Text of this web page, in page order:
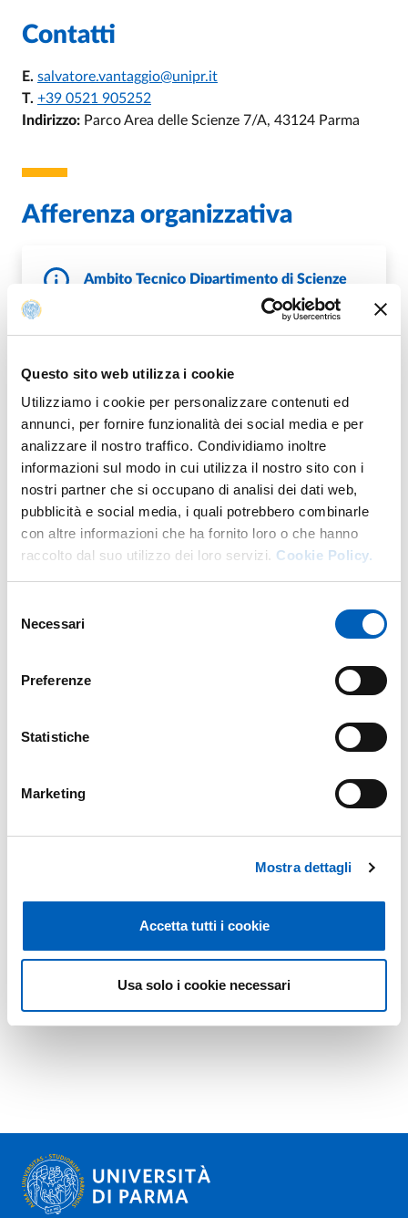
Questo sito web utilizza i cookie
Utilizziamo i cookie per personalizzare contenuti ed
annunci, per fornire funzionalità dei social media e per
analizzare il nostro traffico. Condividiamo inoltre
informazioni sul modo in cui utilizza il nostro sito con i
nostri partner che si occupano di analisi dei dati web,
pubblicità e social media, i quali potrebbero combinarle
con altre informazioni che ha fornito loro o che hanno
raccolto dal suo utilizzo dei loro servizi. Cookie Policy.
delNecessari
Preferenze
Statistiche
Marketing
Mostra dettagli
Accetta tutti i cookie
Usa solo i cookie necessari
Contatti
E. salvatore.vantaggio@unipr.it
T. +39 0521 905252
Indirizzo: Parco Area delle Scienze 7/A, 43124 Parma
Afferenza organizzativa
Ambito Tecnico Dipartimento di Scienze
Matematiche, Fisiche e Informatiche
VAI ALLA SCHEDA DI AMBITO TECNICO
Altro personale della struttura a questo
indirizzo
Personale tecnico amministrativo